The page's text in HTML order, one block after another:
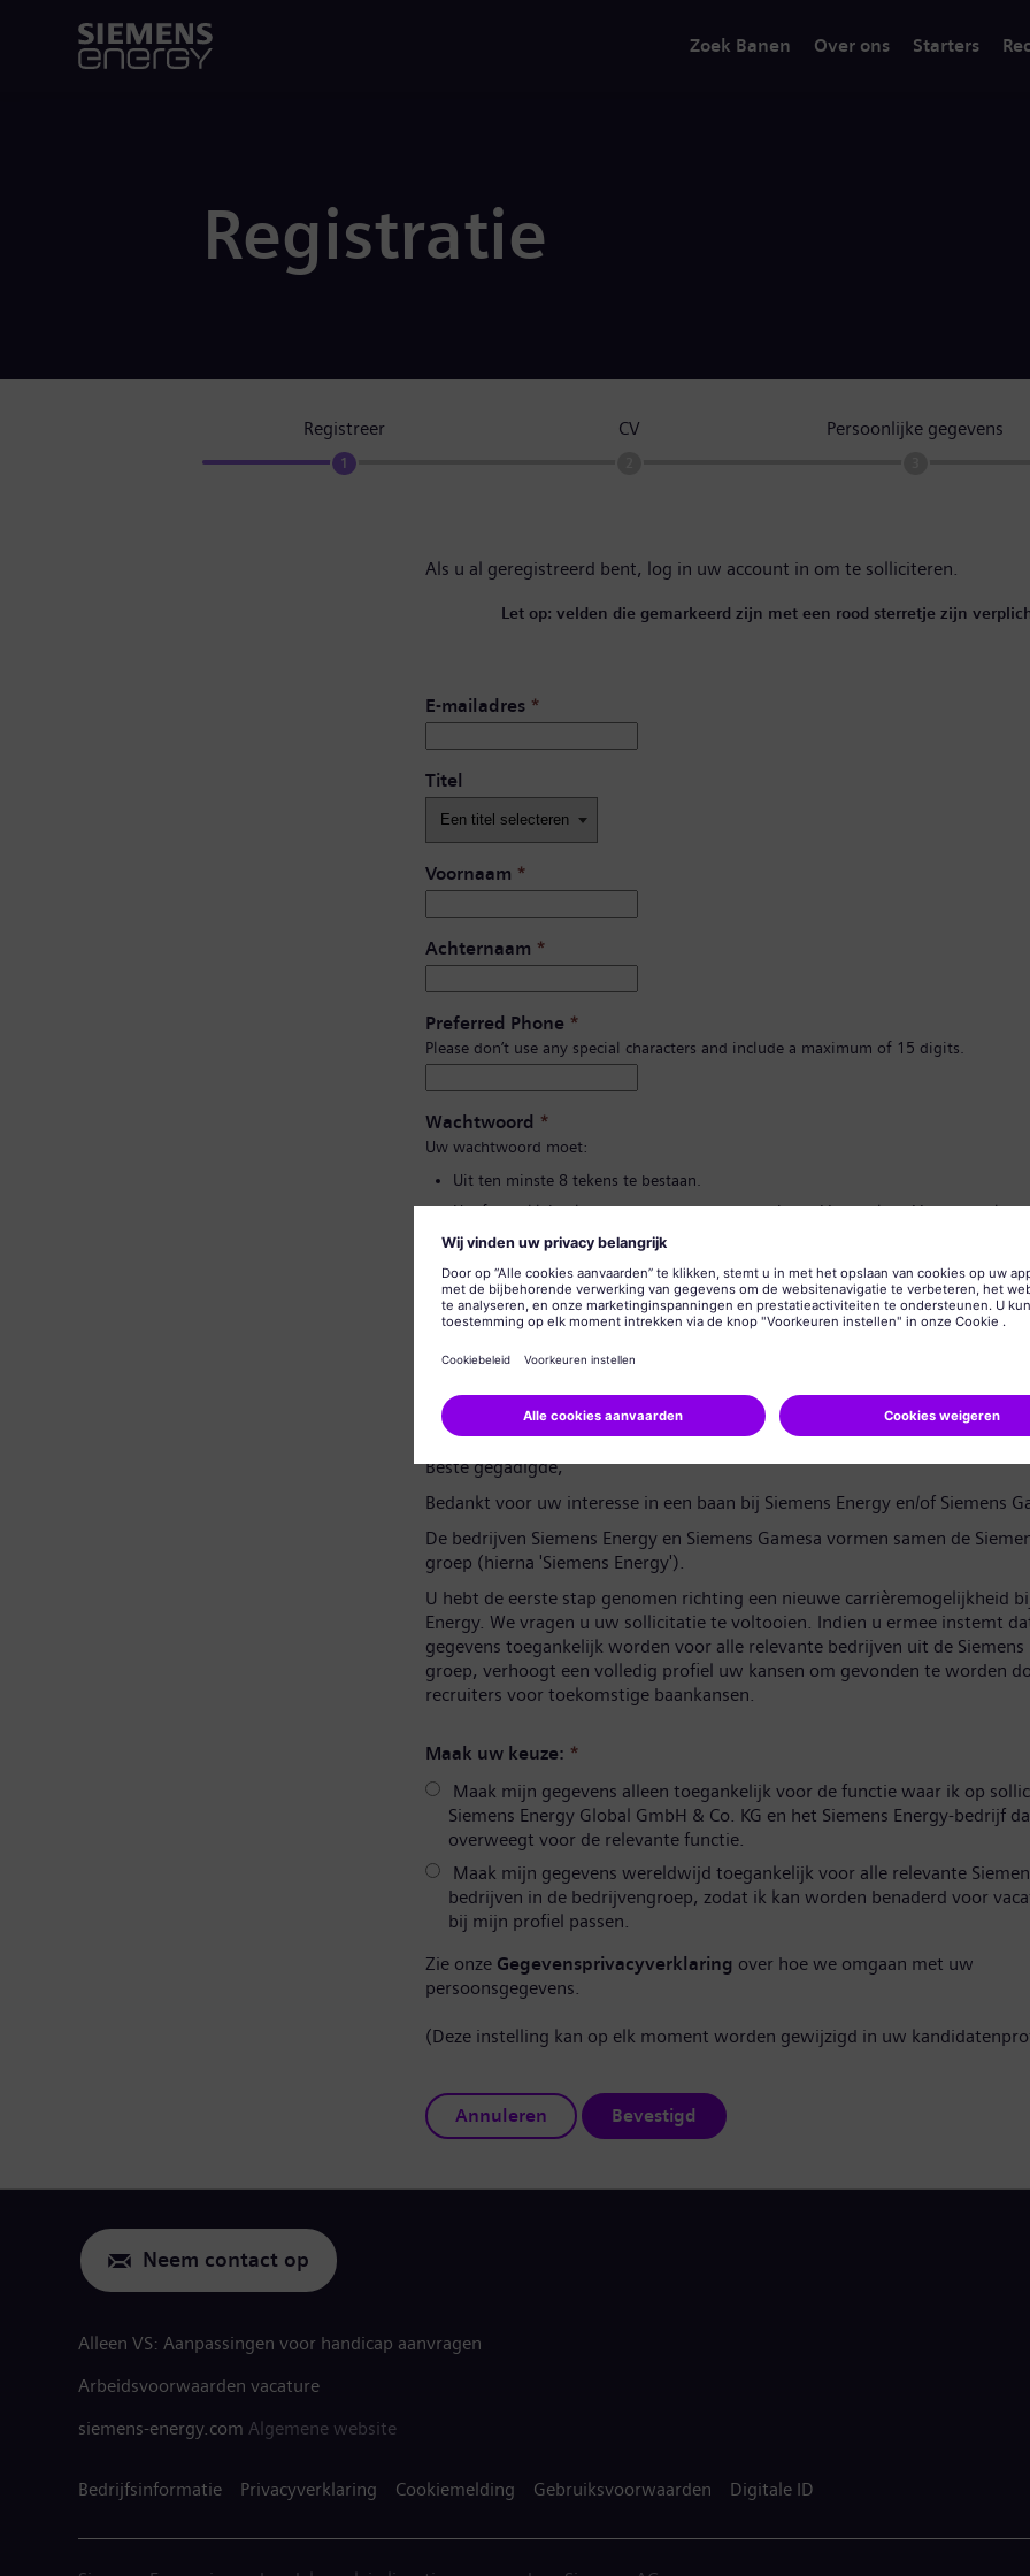
Zoek Banen Over ons Starters
Registratie
Registreer
1
CV Persoonlijke gegevens
Als u al geregistreerd bent, log in uw account in om te solliciteren.
Let op: velden die gemarkeerd zijn met een rood sterretje zijn
E-mailadres *
Titel
Voornaam *
Achternaam *
Preferred Phone *
Please don’t use any special characters and include a maximum of 15 digits.
Wachtwoord *
Uw wachtwoord moet:
Uit ten minste 8 tekens te bestaan.
Hoofd- en kleine letters te bevatten, en ten minste één getal en één symbool.
Geen van uw persoonlijke gegevens te bevatten.
Geen veelgebruikte woorden te bevatten.
Wachtwoord bevestigen
Gegevensprivacyverklaring
Beste gegadigde,
Bedankt voor uw interesse in een baan bij Siemens Energy en/of Siemens
De bedrijven Siemens Energy en Siemens Gamesa vormen samen de
groep (hierna 'Siemens Energy').
U hebt de eerste stap genomen richting een nieuwe carrièremogelijkheid
Energy. We vragen u uw sollicitatie te voltooien. Indien u ermee instemt
gegevens toegankelijk worden voor alle relevante bedrijven uit de Siemens
groep, verhoogt een volledig profiel uw kansen om gevonden te worden
recruiters voor toekomstige baankansen.
Maak uw keuze: *
Maak mijn gegevens alleen toegankelijk voor de functie waar ik op
Siemens Energy Global GmbH & Co. KG en het Siemens Energy-bedrijf
overweegt voor de relevante functie.
Maak mijn gegevens wereldwijd toegankelijk voor alle relevante
bedrijven in de bedrijvengroep, zodat ik kan worden benaderd voor
bij mijn profiel passen.
Zie onze Gegevensprivacyverklaring over hoe we omgaan met uw
persoonsgegevens.
(Deze instelling kan op elk moment worden gewijzigd in uw
Annuleren Bevestigd
Neem contact op
Alleen VS: Aanpassingen voor handicap aanvragen
Arbeidsvoorwaarden vacature
siemens-energy.com Algemene website
Bedrijfsinformatie Privacyverklaring Cookiemelding Gebruiksvoorwaarden Digitale ID